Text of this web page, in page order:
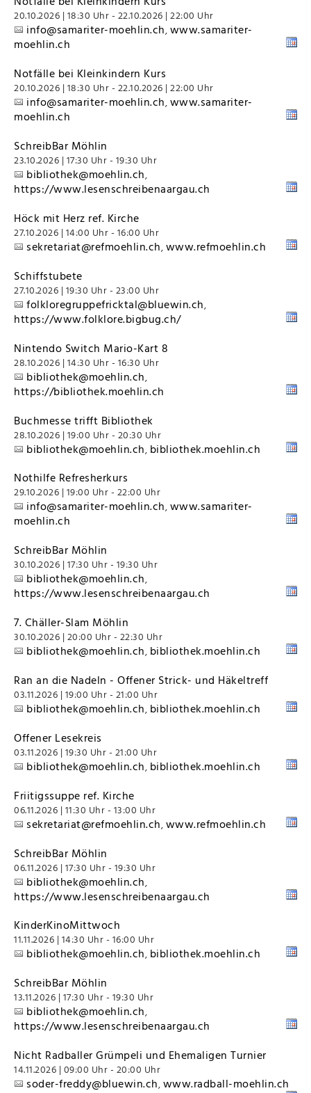
20.10.2026 | 18:30 Uhr - 22.10.2026 | 22:00 Uhr
info@samariter-moehlin.ch,www.samariter-
moehlin.ch
Notfälle bei Kleinkindern Kurs
20.10.2026 | 18:30 Uhr - 22.10.2026 | 22:00 Uhr
info@samariter-moehlin.ch,www.samariter-
moehlin.ch
SchreibBar Möhlin
23.10.2026 | 17:30 Uhr - 19:30 Uhr
bibliothek@moehlin.ch,
https://www.lesenschreibenaargau.ch
Höck mit Herz ref. Kirche
27.10.2026 | 14:00 Uhr - 16:00 Uhr
sekretariat@refmoehlin.ch,www.refmoehlin.ch
Schiffstubete
27.10.2026 | 19:30 Uhr - 23:00 Uhr
folkloregruppefricktal@bluewin.ch,
https://www.folklore.bigbug.ch/
Nintendo Switch Mario-Kart 8
28.10.2026 | 14:30 Uhr - 16:30 Uhr
bibliothek@moehlin.ch,
https://bibliothek.moehlin.ch
Buchmesse trifft Bibliothek
28.10.2026 | 19:00 Uhr - 20:30 Uhr
bibliothek@moehlin.ch, bibliothek.moehlin.ch
Nothilfe Refresherkurs
29.10.2026 | 19:00 Uhr - 22:00 Uhr
info@samariter-moehlin.ch,www.samariter-
moehlin.ch
SchreibBar Möhlin
30.10.2026 | 17:30 Uhr - 19:30 Uhr
bibliothek@moehlin.ch,
https://www.lesenschreibenaargau.ch
7. Chäller-Slam Möhlin
30.10.2026 | 20:00 Uhr - 22:30 Uhr
bibliothek@moehlin.ch, bibliothek.moehlin.ch
Ran an die Nadeln - Offener Strick- und Häkeltreff
03.11.2026 | 19:00 Uhr - 21:00 Uhr
bibliothek@moehlin.ch, bibliothek.moehlin.ch
Offener Lesekreis
03.11.2026 | 19:30 Uhr - 21:00 Uhr
bibliothek@moehlin.ch, bibliothek.moehlin.ch
Friitigssuppe ref. Kirche
06.11.2026 | 11:30 Uhr - 13:00 Uhr
sekretariat@refmoehlin.ch,www.refmoehlin.ch
SchreibBar Möhlin
06.11.2026 | 17:30 Uhr - 19:30 Uhr
bibliothek@moehlin.ch,
https://www.lesenschreibenaargau.ch
KinderKinoMittwoch
11.11.2026 | 14:30 Uhr - 16:00 Uhr
bibliothek@moehlin.ch, bibliothek.moehlin.ch
SchreibBar Möhlin
13.11.2026 | 17:30 Uhr - 19:30 Uhr
bibliothek@moehlin.ch,
https://www.lesenschreibenaargau.ch
Nicht Radballer Grümpeli und Ehemaligen Turnier
14.11.2026 | 09:00 Uhr - 20:00 Uhr
soder-freddy@bluewin.ch,www.radball-moehlin.ch